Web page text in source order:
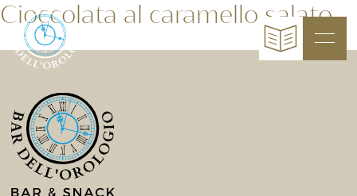
Cioccolata al caramello salato